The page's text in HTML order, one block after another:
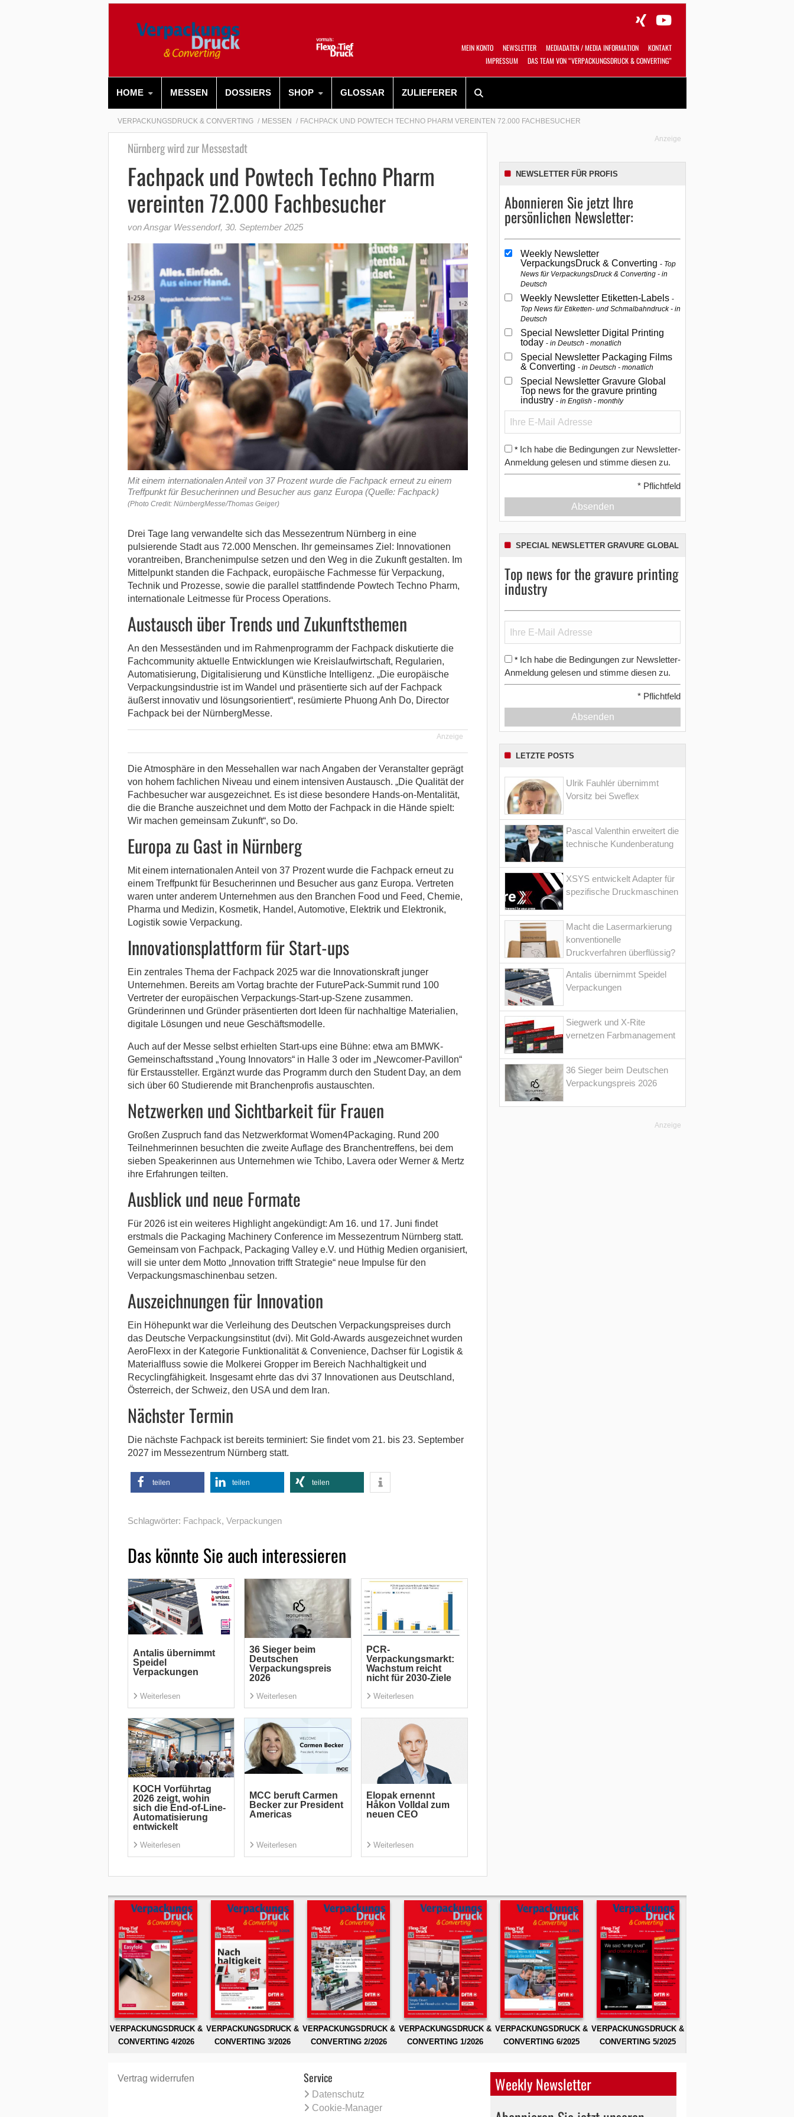
MEIN KONTO NEWSLETTER MEDIADATEN / MEDIA INFORMATION
KONTAKT
IMPRESSUM
DAS TEAM VON “VERPACKUNGSDRUCK & CONVERTING”
HOME MESSEN DOSSIERS SHOP GLOSSAR ZULIEFERER
VERPACKUNGSDRUCK & CONVERTING MESSEN FACHPACK UND POWTECH TECHNO PHARM VEREINTEN 72.000 FACHBESUCHER
Nürnberg wird zur Messestadt
Fachpack und Powtech Techno Pharm
vereinten 72.000 Fachbesucher
von Ansgar Wessendorf, 30. September 2025
Mit einem internationalen Anteil von 37 Prozent wurde die Fachpack erneut zu einem
Treffpunkt für Besucherinnen und Besucher aus ganz Europa (Quelle: Fachpack)
(Photo Credit: NürnbergMesse/Thomas Geiger)
Drei Tage lang verwandelte sich das Messezentrum Nürnberg in eine
pulsierende Stadt aus 72.000 Menschen. Ihr gemeinsames Ziel: Innovationen
vorantreiben, Branchenimpulse setzen und den Weg in die Zukunft gestalten. Im
Mittelpunkt standen die Fachpack, europäische Fachmesse für Verpackung,
Technik und Prozesse, sowie die parallel stattfindende Powtech Techno Pharm,
internationale Leitmesse für Process Operations.
Austausch über Trends und Zukunftsthemen
An den Messeständen und im Rahmenprogramm der Fachpack diskutierte die
Fachcommunity aktuelle Entwicklungen wie Kreislaufwirtschaft, Regularien,
Automatisierung, Digitalisierung und Künstliche Intelligenz. „Die europäische
Verpackungsindustrie ist im Wandel und präsentierte sich auf der Fachpack
äußerst innovativ und lösungsorientiert“, resümierte Phuong Anh Do, Director
Fachpack bei der NürnbergMesse.
Anzeige
Die Atmosphäre in den Messehallen war nach Angaben der Veranstalter geprägt
von hohem fachlichen Niveau und einem intensiven Austausch. „Die Qualität der
Fachbesucher war ausgezeichnet. Es ist diese besondere Hands-on-Mentalität,
die die Branche auszeichnet und dem Motto der Fachpack in die Hände spielt:
Wir machen gemeinsam Zukunft“, so Do.
Europa zu Gast in Nürnberg
Mit einem internationalen Anteil von 37 Prozent wurde die Fachpack erneut zu
einem Treffpunkt für Besucherinnen und Besucher aus ganz Europa. Vertreten
waren unter anderem Unternehmen aus den Branchen Food und Feed, Chemie,
Pharma und Medizin, Kosmetik, Handel, Automotive, Elektrik und Elektronik,
Logistik sowie Verpackung.
Innovationsplattform für Start-ups
Ein zentrales Thema der Fachpack 2025 war die Innovationskraft junger
Unternehmen. Bereits am Vortag brachte der FuturePack-Summit rund 100
Vertreter der europäischen Verpackungs-Start-up-Szene zusammen.
Gründerinnen und Gründer präsentierten dort Ideen für nachhaltige Materialien,
digitale Lösungen und neue Geschäftsmodelle.
Auch auf der Messe selbst erhielten Start-ups eine Bühne: etwa am BMWK-
Gemeinschaftsstand „Young Innovators“ in Halle 3 oder im „Newcomer-Pavillon“
für Erstaussteller. Ergänzt wurde das Programm durch den Student Day, an dem
sich über 60 Studierende mit Branchenprofis austauschten.
Netzwerken und Sichtbarkeit für Frauen
Großen Zuspruch fand das Netzwerkformat Women4Packaging. Rund 200
Teilnehmerinnen besuchten die zweite Auflage des Branchentreffens, bei dem
sieben Speakerinnen aus Unternehmen wie Tchibo, Lavera oder Werner & Mertz
ihre Erfahrungen teilten.
Ausblick und neue Formate
Für 2026 ist ein weiteres Highlight angekündigt: Am 16. und 17. Juni findet
erstmals die Packaging Machinery Conference im Messezentrum Nürnberg statt.
Gemeinsam von Fachpack, Packaging Valley e.V. und Hüthig Medien organisiert,
will sie unter dem Motto „Innovation trifft Strategie“ neue Impulse für den
Verpackungsmaschinenbau setzen.
Auszeichnungen für Innovation
Ein Höhepunkt war die Verleihung des Deutschen Verpackungspreises durch
das Deutsche Verpackungsinstitut (dvi). Mit Gold-Awards ausgezeichnet wurden
AeroFlexx in der Kategorie Funktionalität & Convenience, Dachser für Logistik &
Materialfluss sowie die Molkerei Gropper im Bereich Nachhaltigkeit und
Recyclingfähigkeit. Insgesamt ehrte das dvi 37 Innovationen aus Deutschland,
Österreich, der Schweiz, den USA und dem Iran.
Nächster Termin
Die nächste Fachpack ist bereits terminiert: Sie findet vom 21. bis 23. September
2027 im Messezentrum Nürnberg statt.
teilen teilen teilen
Schlagwörter: Fachpack, Verpackungen
Das könnte Sie auch interessieren
Antalis übernimmt
Speidel
Verpackungen
Weiterlesen
36 Sieger beim
Deutschen
Verpackungspreis
2026
Weiterlesen
PCR-
Verpackungsmarkt:
Wachstum reicht
nicht für 2030-Ziele
Weiterlesen
KOCH Vorführtag
2026 zeigt, wohin
sich die End-of-Line-
Automatisierung
entwickelt
Weiterlesen
MCC beruft Carmen
Becker zur President
Americas
Weiterlesen
Elopak ernennt
Håkon Volldal zum
neuen CEO
Weiterlesen
Anzeige
NEWSLETTER FÜR PROFIS
Abonnieren Sie jetzt Ihre
persönlichen Newsletter:
Weekly Newsletter
VerpackungsDruck & Converting Top
News für VerpackungsDruck & Converting - in
Deutsch
Weekly Newsletter Etiketten-Labels
Top News für Etiketten- und Schmalbahndruck - in
Deutsch
Special Newsletter Digital Printing
today in Deutsch - monatlich
Special Newsletter Packaging Films
& Converting in Deutsch - monatlich
Special Newsletter Gravure Global
Top news for the gravure printing
industry in English - monthly
* Ich habe die Bedingungen zur Newsletter-
Anmeldung gelesen und stimme diesen zu.
* Pflichtfeld
Absenden
SPECIAL NEWSLETTER GRAVURE GLOBAL
Top news for the gravure printing
industry
* Ich habe die Bedingungen zur Newsletter-
Anmeldung gelesen und stimme diesen zu.
* Pflichtfeld
Absenden
LETZTE POSTS
Ulrik Fauhlér übernimmt
Vorsitz bei Sweflex
Pascal Valenthin erweitert die
technische Kundenberatung
XSYS entwickelt Adapter für
spezifische Druckmaschinen
Macht die Lasermarkierung
konventionelle
Druckverfahren überflüssig?
Antalis übernimmt Speidel
Verpackungen
Siegwerk und X-Rite
vernetzen Farbmanagement
36 Sieger beim Deutschen
Verpackungspreis 2026
Anzeige
VERPACKUNGSDRUCK &
CONVERTING 4/2026
VERPACKUNGSDRUCK &
CONVERTING 3/2026
VERPACKUNGSDRUCK &
CONVERTING 2/2026
VERPACKUNGSDRUCK &
CONVERTING 1/2026
VERPACKUNGSDRUCK &
CONVERTING 6/2025
VERPACKUNGSDRUCK &
CONVERTING 5/2025
Vertrag widerrufen Service
Datenschutz
Cookie-Manager
Weekly Newsletter